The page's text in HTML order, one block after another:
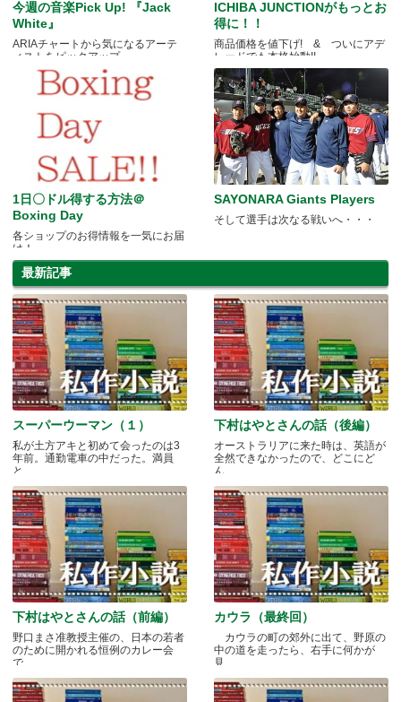
今週の音楽Pick Up! 『Jack
White』
ARIAチャートから気になるアーテ
ィストをピックアップ
ICHIBA JUNCTIONがもっとお
得に！！
商品価格を値下げ! & ついにアデ
レードでも本格始動!!
1日〇ドル得する方法＠
Boxing Day
各ショップのお得情報を一気にお届
け！
SAYONARA Giants Players
そして選手は次なる戦いへ・・・
最新記事
スーパーウーマン（１）
私が土方アキと初めて会ったのは3
年前。通勤電車の中だった。満員
と.....
下村はやとさんの話（後編）
オーストラリアに来た時は、英語が
全然できなかったので、どこにど
ん.....
下村はやとさんの話（前編）
野口まさ准教授主催の、日本の若者
のために開かれる恒例のカレー会
で.....
カウラ（最終回）
カウラの町の郊外に出て、野原の
中の道を走ったら、右手に何かが
見.....